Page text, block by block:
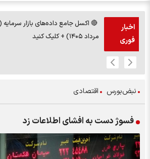
اخبار
فوری
مرداد ۱۴۰۵) + کلیک کنید
نبض‌بورس اقتصادی
فسوژ دست به افشای اطلاعات زد